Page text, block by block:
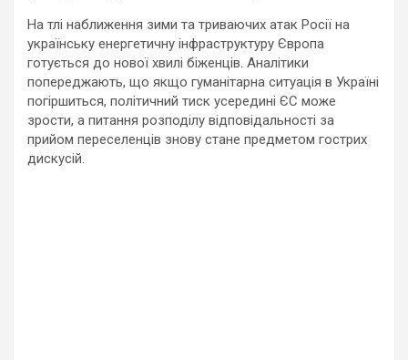
На тлі наближення зими та триваючих атак Росії на
українську енергетичну інфраструктуру Європа
готується до нової хвилі біженців. Аналітики
попереджають, що якщо гуманітарна ситуація в Україні
погіршиться, політичний тиск усередині ЄС може
зрости, а питання розподілу відповідальності за
прийом переселенців знову стане предметом гострих
дискусій.